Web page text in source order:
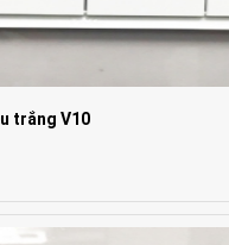
trắng V10